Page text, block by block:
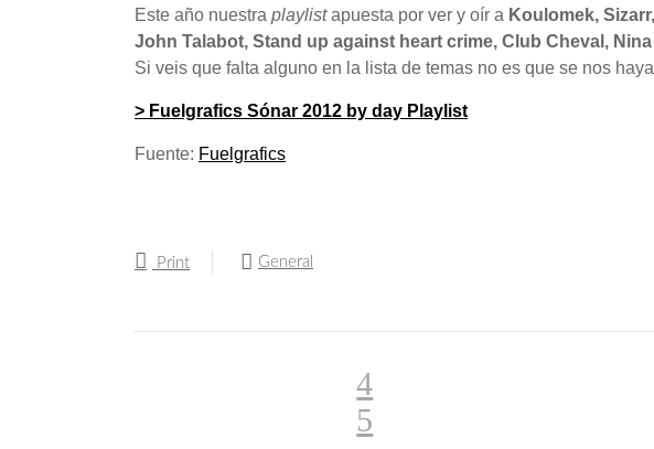
Este año nuestra playlistapuesta por ver y oír a Koulomek,
John Talabot, Stand up against heart crime, Club Cheval,
Si veis que falta alguno en la lista de temas no es que se nos
> Fuelgrafics Sónar 2012 by day Playlist
Fuente: Fuelgrafics
Print General